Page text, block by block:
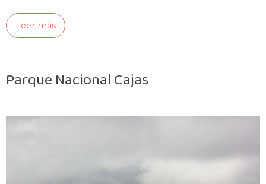
Leer más
Parque Nacional Cajas